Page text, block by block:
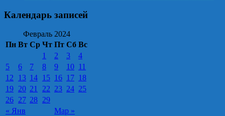
Календарь записей
Февраль 2024
Пн Вт Ср Чт Пт Сб Вс
« Янв Мар »
1 2 3
4
5
6 7 8 9 10 11
12
13 14 15 16 17 18
19 20 21 22 23 24 25
26 27 28 29